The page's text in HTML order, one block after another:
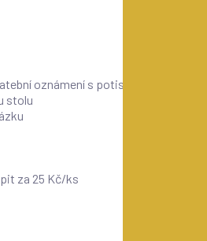
oznámení s potiskem
stolu
za 25 Kč/ks